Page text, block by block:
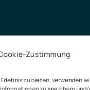
Zustimmung
zu bieten, verwenden